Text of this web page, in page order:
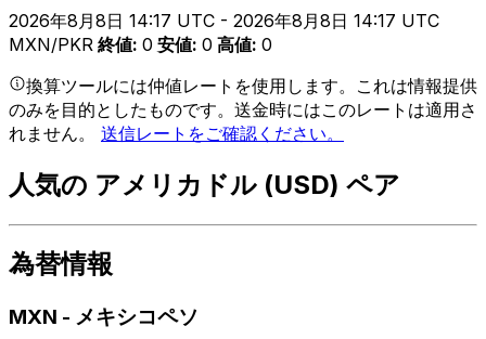
2026年8月8日 14:17 UTC - 2026年8月8日 14:17 UTC
MXN/PKR 終値: 0 安値: 0 高値: 0
換算ツールには仲値レートを使用します。これは情報提供
のみを目的としたものです。送金時にはこのレートは適用さ
れません。 送信レートをご確認ください。
人気の アメリカドル (USD) ペア
為替情報
MXN - メキシコペソ